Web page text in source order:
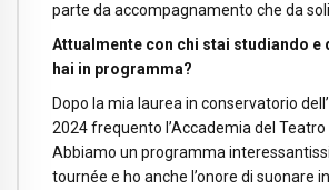
parte da accompagnamento che da
Attualmente con chi stai studiando e
hai in programma?
Dopo la mia laurea in conservatorio
2024 frequento l’Accademia del Teatro
Abbiamo un programma
tournée e ho anche l’onore di suonare